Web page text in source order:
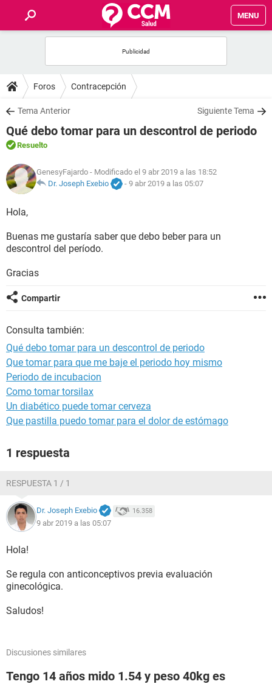
MENU
FOROS
SALUD
FAMILIA
NUTRICIÓN
SEXUALIDAD
Foros Contracepción
Tema Anterior Siguiente Tema
Qué debo tomar para un descontrol de periodo
Resuelto
GenesyFajardo - Modificado el 9 abr 2019 a las 18:52
Dr. Joseph Exebio
- 9 abr 2019 a las 05:07
Hola,
Buenas me gustaría saber que debo beber para un
descontrol del período.
Gracias
Compartir
Consulta también:
Qué debo tomar para un descontrol de periodo
Que tomar para que me baje el periodo hoy mismo
Periodo de incubacion
Como tomar torsilax
Un diabético puede tomar cerveza
Que pastilla puedo tomar para el dolor de estómago
1 respuesta
RESPUESTA 1 / 1
Dr. Joseph Exebio 16.358
9 abr 2019 a las 05:07
Hola!
Se regula con anticonceptivos previa evaluación
ginecológica.
Saludos!
Discusiones similares
Tengo 14 años mido 1.54 y peso 40kg es